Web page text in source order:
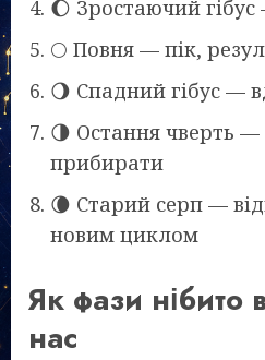
🌔 Зростаючий
🌕 Повня — пік,
🌖 Спадний гібус —
🌗 Остання чверть —
прибирати
🌘 Старий серп —
новим циклом
Як фази нібито
нас